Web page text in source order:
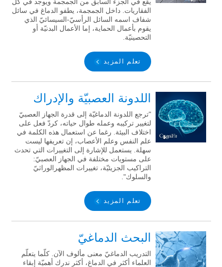
الفقاريات. داخل الجمجمة، يطفو الدماغ في سائل
شفاف اسمه السائل الرأسيّ-السيسائيّ الذي
يقوم بأعمال الحماية، إما الأعمال البدنيّة أو
التحصينيّة.
تعلم المزيد
اللدونة العصبيّة والإدراك
"ترجع اللدونة الدماغيّة إلى قدرة الجهاز العصبيّ
لتغيير تركيبه وعمله طوال حياته، كردّ فعل على
اختلاف البيئة. رغما عن استعمال هذه الكلمة في
علم النفس وعلم الأعصاب، إن تعريفها ليست
سهلة. يستعمل للإشارة إلى التغييرات التي تحدث
على مستويات مختلفة في الجهاز العصبيّ:
التراكيب الجزيئيّة، تغييرات المظهرالوراثيّ
والسلوك".
تعلم المزيد
البحث الدماغيّ
التدريب الدماغيّ معنى مألوف الآن. كلّما يتعلّم
العلماء أكثر في الدماغ، أكثر ندرك أهميّة إبقاء